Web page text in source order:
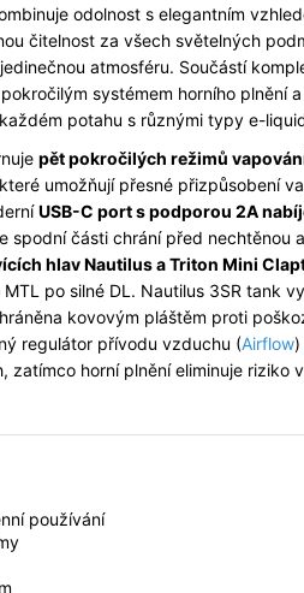
odolnost s elegantním
čitelnost za všech světelných
atmosféru. Součástí
systémem horního plnění
potahu s různými typy e-
pět pokročilých režimů
umožňují přesné přizpůsobení
USB-C port s podporou 2A
části chrání před nechtěnou
hlav Nautilus a Triton Mini
po silné DL. Nautilus 3SR tank
kovovým pláštěm proti
regulátor přívodu vzduchu (Airflow)
horní plnění eliminuje riziko
používání